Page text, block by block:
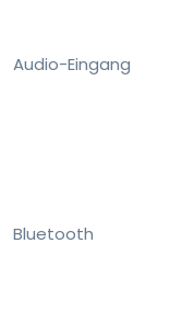
Audio-Eingang
Bluetooth